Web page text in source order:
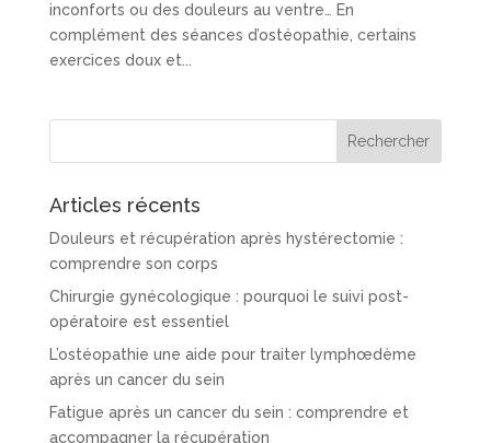
inconforts ou des douleurs au ventre… En
complément des séances d’ostéopathie, certains
exercices doux et...
Articles récents
Douleurs et récupération après hystérectomie :
comprendre son corps
Chirurgie gynécologique : pourquoi le suivi post-
opératoire est essentiel
L’ostéopathie une aide pour traiter lymphœdème
après un cancer du sein
Fatigue après un cancer du sein : comprendre et
accompagner la récupération